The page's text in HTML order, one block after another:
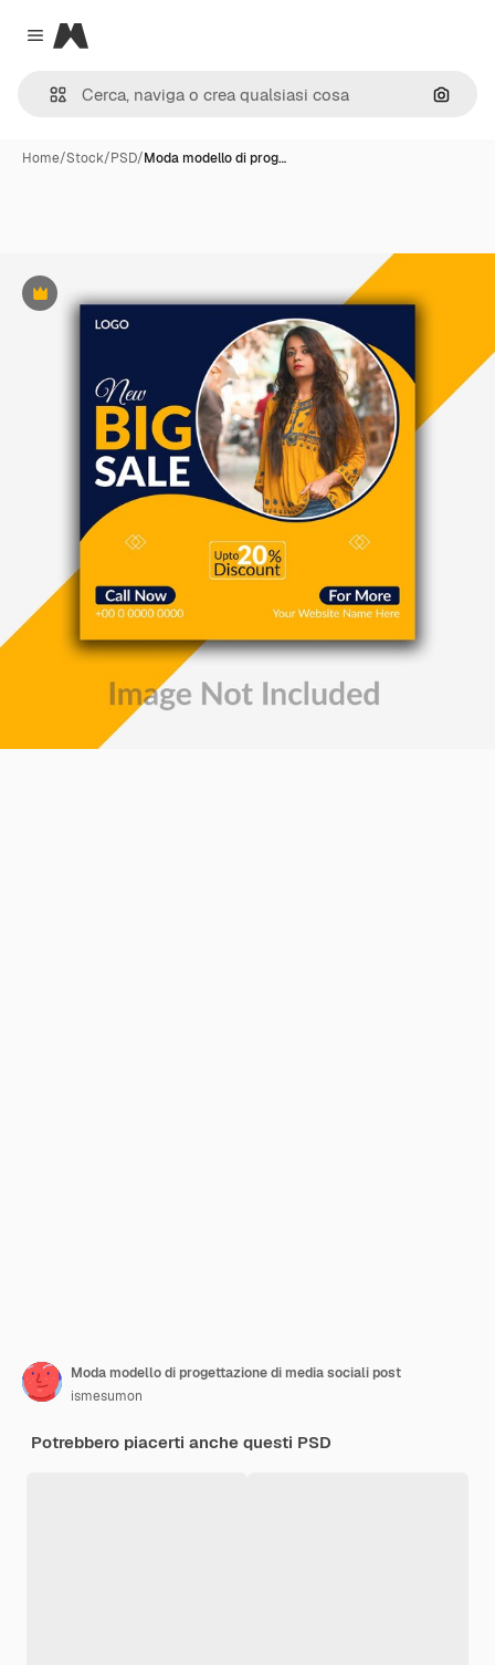
Close menu
Magnific
Cerca
Home/Stock/PSD/Moda modello di prog…
Premium
Moda modello di progettazione di media sociali post
ismesumon
Potrebbero piacerti anche questi PSD